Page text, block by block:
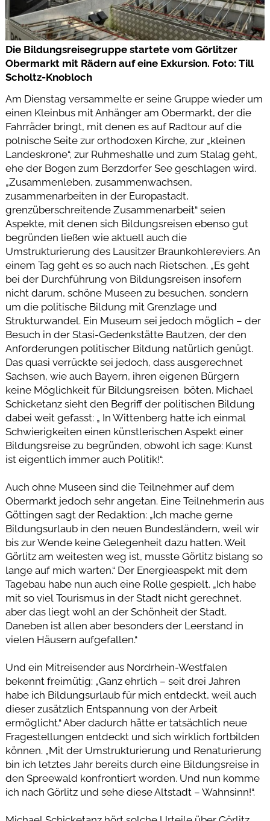
Die Bildungsreisegruppe startete vom Görlitzer
Obermarkt mit Rädern auf eine Exkursion. Foto: Till
Scholtz-Knobloch
Am Dienstag versammelte er seine Gruppe wieder um
einen Kleinbus mit Anhänger am Obermarkt, der die
Fahrräder bringt, mit denen es auf Radtour auf die
polnische Seite zur orthodoxen Kirche, zur „kleinen
Landeskrone“, zur Ruhmeshalle und zum Stalag geht,
ehe der Bogen zum Berzdorfer See geschlagen wird.
„Zusammenleben, zusammenwachsen,
zusammenarbeiten in der Europastadt,
grenzüberschreitende Zusammenarbeit“ seien
Aspekte, mit denen sich Bildungsreisen ebenso gut
begründen ließen wie aktuell auch die
Umstrukturierung des Lausitzer Braunkohlereviers. An
einem Tag geht es so auch nach Rietschen. „Es geht
bei der Durchführung von Bildungsreisen insofern
nicht darum, schöne Museen zu besuchen, sondern
um die politische Bildung mit Grenzlage und
Strukturwandel. Ein Museum sei jedoch möglich – der
Besuch in der Stasi-Gedenkstätte Bautzen, der den
Anforderungen politischer Bildung natürlich genügt.
Das quasi verrückte sei jedoch, dass ausgerechnet
Sachsen, wie auch Bayern, ihren eigenen Bürgern
keine Möglichkeit für Bildungsreisen böten. Michael
Schicketanz sieht den Begriff der politischen Bildung
dabei weit gefasst: „ In Wittenberg hatte ich einmal
Schwierigkeiten einen künstlerischen Aspekt einer
Bildungsreise zu begründen, obwohl ich sage: Kunst
ist eigentlich immer auch Politik!“.
Auch ohne Museen sind die Teilnehmer auf dem
Obermarkt jedoch sehr angetan. Eine Teilnehmerin aus
Göttingen sagt der Redaktion: „Ich mache gerne
Bildungsurlaub in den neuen Bundesländern, weil wir
bis zur Wende keine Gelegenheit dazu hatten. Weil
Görlitz am weitesten weg ist, musste Görlitz bislang so
lange auf mich warten.“ Der Energieaspekt mit dem
Tagebau habe nun auch eine Rolle gespielt. „Ich habe
mit so viel Tourismus in der Stadt nicht gerechnet,
aber das liegt wohl an der Schönheit der Stadt.
Daneben ist allen aber besonders der Leerstand in
vielen Häusern aufgefallen.“
Und ein Mitreisender aus Nordrhein-Westfalen
bekennt freimütig: „Ganz ehrlich – seit drei Jahren
habe ich Bildungsurlaub für mich entdeckt, weil auch
dieser zusätzlich Entspannung von der Arbeit
ermöglicht.“ Aber dadurch hätte er tatsächlich neue
Fragestellungen entdeckt und sich wirklich fortbilden
können. „Mit der Umstrukturierung und Renaturierung
bin ich letztes Jahr bereits durch eine Bildungsreise in
den Spreewald konfrontiert worden. Und nun komme
ich nach Görlitz und sehe diese Altstadt – Wahnsinn!“.